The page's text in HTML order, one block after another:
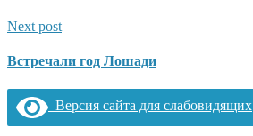
Next post
Встречали год Лошади
Версия сайта для слабовидящих